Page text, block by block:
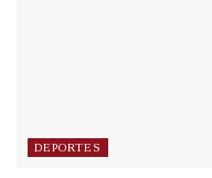
DEPORTES